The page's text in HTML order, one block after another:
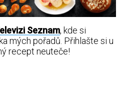
Seznam, kde si
mých pořadů. Přihlašte si u
recept neuteče!